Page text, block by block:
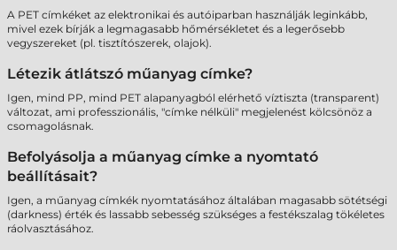
A PET címkéket az elektronikai és autóiparban használják leginkább,
mivel ezek bírják a legmagasabb hőmérsékletet és a legerősebb
vegyszereket (pl. tisztítószerek, olajok).
Létezik átlátszó műanyag címke?
Igen, mind PP, mind PET alapanyagból elérhető víztiszta (transparent)
változat, ami professzionális, "címke nélküli" megjelenést kölcsönöz a
csomagolásnak.
Befolyásolja a műanyag címke a nyomtató
beállításait?
Igen, a műanyag címkék nyomtatásához általában magasabb sötétségi
(darkness) érték és lassabb sebesség szükséges a festékszalag tökéletes
ráolvasztásához.